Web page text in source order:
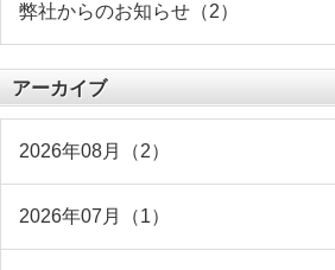
弊社からのお知らせ（2）
アーカイブ
2026年08月（2）
2026年07月（1）